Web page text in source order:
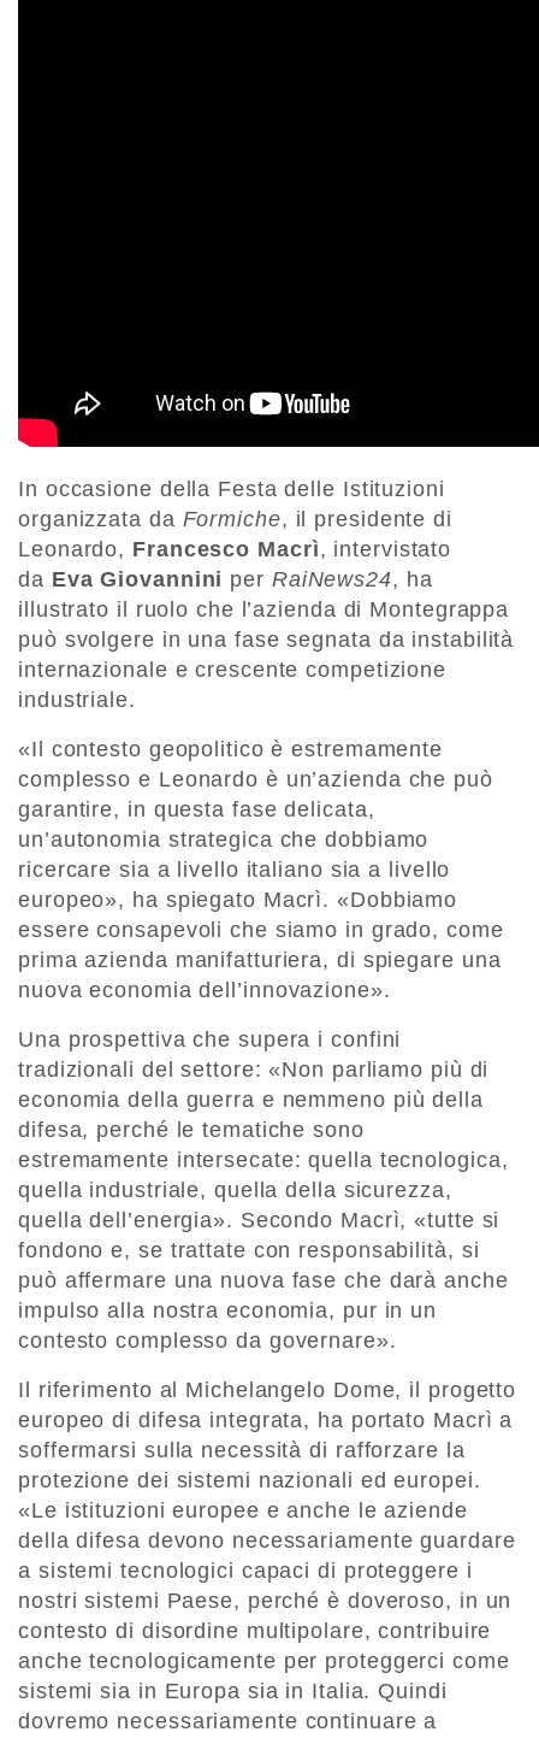
In occasione della Festa delle Istituzioni
organizzata da Formiche, il presidente di
Leonardo, Francesco Macrì, intervistato
da Eva Giovannini per RaiNews24, ha
illustrato il ruolo che l’azienda di Montegrappa
può svolgere in una fase segnata da instabilità
internazionale e crescente competizione
industriale.
«Il contesto geopolitico è estremamente
complesso e Leonardo è un’azienda che può
garantire, in questa fase delicata,
un’autonomia strategica che dobbiamo
ricercare sia a livello italiano sia a livello
europeo», ha spiegato Macrì. «Dobbiamo
essere consapevoli che siamo in grado, come
prima azienda manifatturiera, di spiegare una
nuova economia dell’innovazione».
Una prospettiva che supera i confini
tradizionali del settore: «Non parliamo più di
economia della guerra e nemmeno più della
difesa, perché le tematiche sono
estremamente intersecate: quella tecnologica,
quella industriale, quella della sicurezza,
quella dell’energia». Secondo Macrì, «tutte si
fondono e, se trattate con responsabilità, si
può affermare una nuova fase che darà anche
impulso alla nostra economia, pur in un
contesto complesso da governare».
Il riferimento al Michelangelo Dome, il progetto
europeo di difesa integrata, ha portato Macrì a
soffermarsi sulla necessità di rafforzare la
protezione dei sistemi nazionali ed europei.
«Le istituzioni europee e anche le aziende
della difesa devono necessariamente guardare
a sistemi tecnologici capaci di proteggere i
nostri sistemi Paese, perché è doveroso, in un
contesto di disordine multipolare, contribuire
anche tecnologicamente per proteggerci come
sistemi sia in Europa sia in Italia. Quindi
dovremo necessariamente continuare a